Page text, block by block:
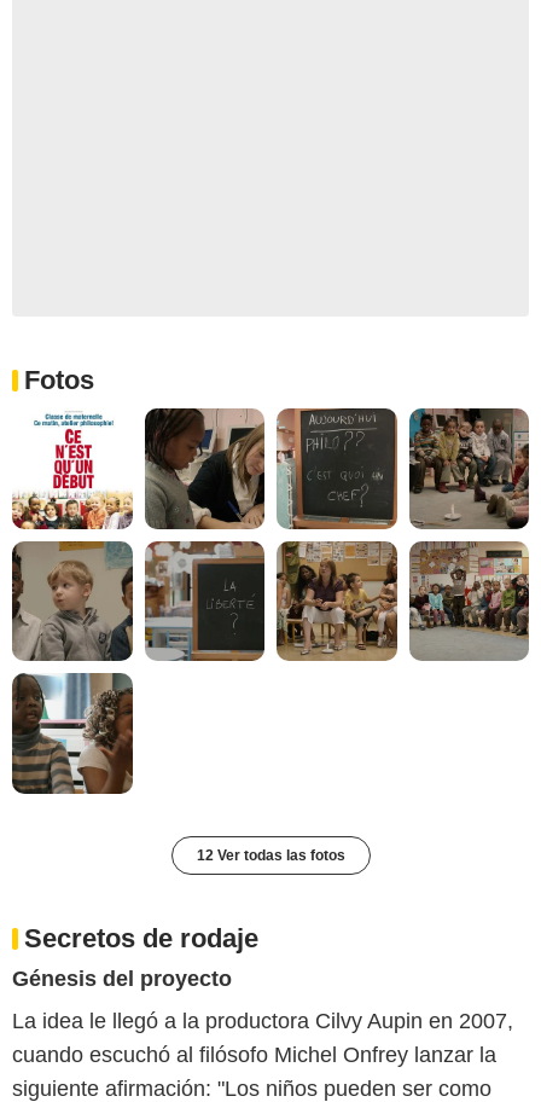
Fotos
12 Ver todas las fotos
Secretos de rodaje
Génesis del proyecto
La idea le llegó a la productora Cilvy Aupin en 2007,
cuando escuchó al filósofo Michel Onfrey lanzar la
siguiente afirmación: "Los niños pueden ser como